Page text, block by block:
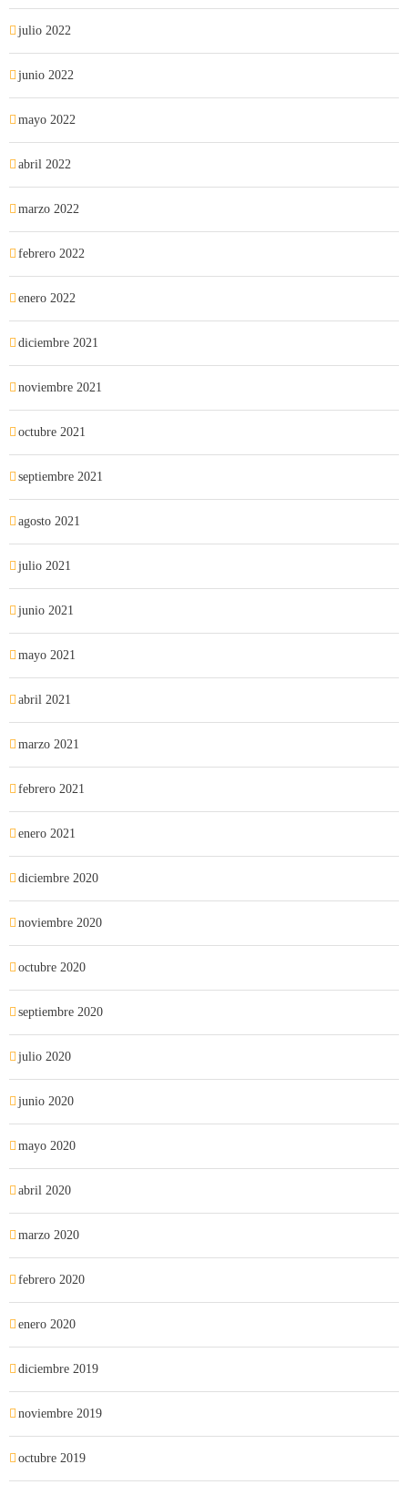
julio 2022
junio 2022
mayo 2022
abril 2022
marzo 2022
febrero 2022
enero 2022
diciembre 2021
noviembre 2021
octubre 2021
septiembre 2021
agosto 2021
julio 2021
junio 2021
mayo 2021
abril 2021
marzo 2021
febrero 2021
enero 2021
diciembre 2020
noviembre 2020
octubre 2020
septiembre 2020
julio 2020
junio 2020
mayo 2020
abril 2020
marzo 2020
febrero 2020
enero 2020
diciembre 2019
noviembre 2019
octubre 2019